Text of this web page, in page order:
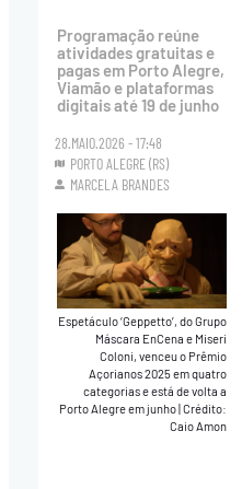
Programação reúne
atividades gratuitas e
pagas em Porto Alegre,
Viamão e plataformas
digitais até 19 de junho
28.MAIO.2026 - 17:48
PORTO ALEGRE (RS)
MARCELA BRANDES
Espetáculo ‘Geppetto’, do Grupo
Máscara EnCena e Miseri
Coloni, venceu o Prêmio
Açorianos 2025 em quatro
categorias e está de volta a
Porto Alegre em junho Crédito:
Caio Amon